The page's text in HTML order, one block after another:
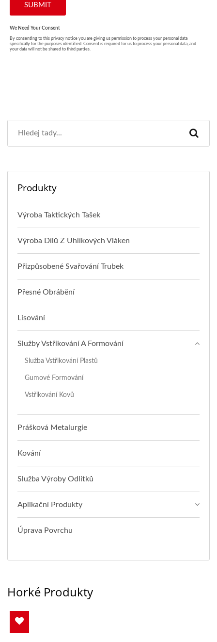
Produkty
Výroba Taktických Tašek
Výroba Dílů Z Uhlíkových Vláken
Přizpůsobené Svařování Trubek
Přesné Obrábění
Lisování
Služby Vstřikování A Formování
Služba Vstřikování Plastů
Gumové Formování
Vstřikování Kovů
Prášková Metalurgie
Kování
Služba Výroby Odlitků
Aplikační Produkty
Úprava Povrchu
Horké Produkty